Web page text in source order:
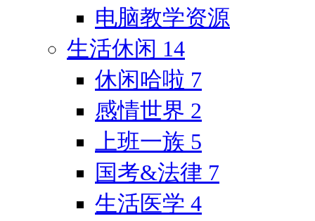
电脑教学资源
生活休闲 14
休闲哈啦 7
感情世界 2
上班一族 5
国考&法律 7
生活医学 4